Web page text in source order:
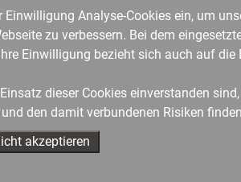
Einwilligung Analyse-Cookies ein, um
zu verbessern. Bei dem
Einwilligung bezieht sich auch auf
dieser Cookies einverstanden
den damit verbundenen Risiken
akzeptieren